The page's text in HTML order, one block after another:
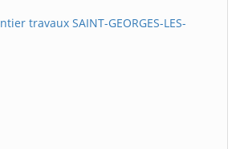
travaux SAINT-GEORGES-LES-